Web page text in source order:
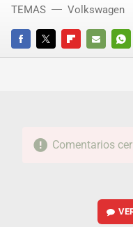
FACEBOOKTWITTERFLIPBOARD
E-
TEMAS Volkswagen
Comentarios